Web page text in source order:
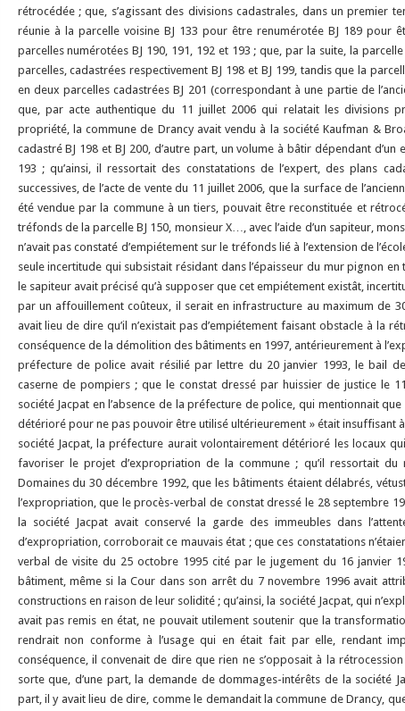
rétrocédée ; que, s’agissant des divisions cadastrales, dans un premier
réunie à la parcelle voisine BJ 133 pour être renumérotée BJ 189 pour
parcelles numérotées BJ 190, 191, 192 et 193 ; que, par la suite, la
parcelles, cadastrées respectivement BJ 198 et BJ 199, tandis que la
en deux parcelles cadastrées BJ 201 (correspondant à une partie de
que, par acte authentique du 11 juillet 2006 qui relatait les divisions
propriété, la commune de Drancy avait vendu à la société Kaufman &
cadastré BJ 198 et BJ 200, d’autre part, un volume à bâtir dépendant d’un
193 ; qu’ainsi, il ressortait des constatations de l’expert, des plans
successives, de l’acte de vente du 11 juillet 2006, que la surface de
été vendue par la commune à un tiers, pouvait être reconstituée et
tréfonds de la parcelle BJ 150, monsieur X…, avec l’aide d’un sapiteur,
n’avait pas constaté d’empiétement sur le tréfonds lié à l’extension de
seule incertitude qui subsistait résidant dans l’épaisseur du mur pignon
le sapiteur avait précisé qu’à supposer que cet empiétement existât,
par un affouillement coûteux, il serait en infrastructure au maximum de
avait lieu de dire qu’il n’existait pas d’empiétement faisant obstacle à la
conséquence de la démolition des bâtiments en 1997, antérieurement à
préfecture de police avait résilié par lettre du 20 janvier 1993, le bail
caserne de pompiers ; que le constat dressé par huissier de justice le
société Jacpat en l’absence de la préfecture de police, qui mentionnait
détérioré pour ne pas pouvoir être utilisé ultérieurement » était insuffisant
société Jacpat, la préfecture aurait volontairement détérioré les locaux
favoriser le projet d’expropriation de la commune ; qu’il ressortait du
Domaines du 30 décembre 1992, que les bâtiments étaient délabrés,
l’expropriation, que le procès-verbal de constat dressé le 28 septembre
la société Jacpat avait conservé la garde des immeubles dans
d’expropriation, corroborait ce mauvais état ; que ces constatations
verbal de visite du 25 octobre 1995 cité par le jugement du 16 janvier
bâtiment, même si la Cour dans son arrêt du 7 novembre 1996 avait
constructions en raison de leur solidité ; qu’ainsi, la société Jacpat, qui
avait pas remis en état, ne pouvait utilement soutenir que la
rendrait non conforme à l’usage qui en était fait par elle, rendant
conséquence, il convenait de dire que rien ne s’opposait à la
sorte que, d’une part, la demande de dommages-intérêts de la société
part, il y avait lieu de dire, comme le demandait la commune de Drancy,